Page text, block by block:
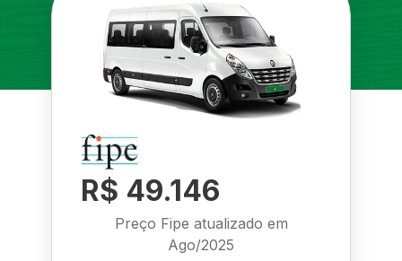
R$ 49.146
Preço Fipe atualizado em
Ago/2025